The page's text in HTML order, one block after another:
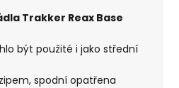
Trakker Reax Base
být použité i jako střední
spodní opatřena